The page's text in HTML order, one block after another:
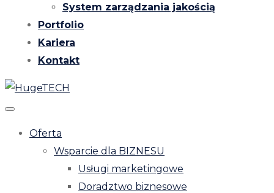
System zarządzania jakością
Portfolio
Kariera
Kontakt
Oferta
Wsparcie dla BIZNESU
Usługi marketingowe
Doradztwo biznesowe